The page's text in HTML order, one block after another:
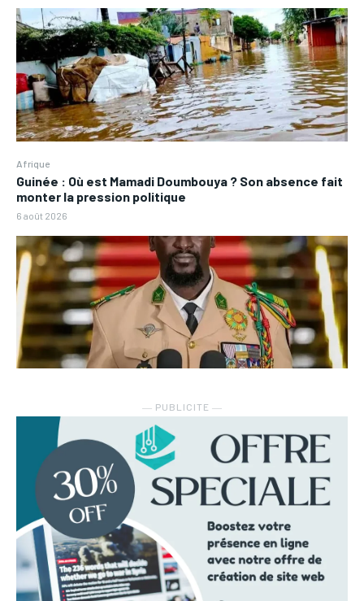
Afrique
Guinée : Où est Mamadi Doumbouya ? Son absence fait
monter la pression politique
6 août 2026
― PUBLICITE ―